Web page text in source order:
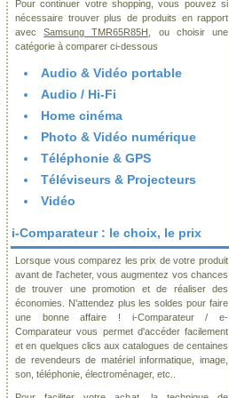
Pour continuer votre shopping, vous pouvez si
nécessaire trouver plus de produits en rapport
avecSamsung TMR65R85H
, ou choisir une
catégorie à comparer ci-dessous
Audio & Vidéo portable
Audio / Hi-Fi
Home cinéma
Photo & Vidéo numérique
Téléphonie & GPS
Téléviseurs & Projecteurs
Vidéo
i-Comparateur : le choix, le prix
Lorsque vous comparez les prix de votre produit
avant de l'acheter, vous augmentez vos chances
de trouver une promotion et de réaliser des
économies. N'attendez plus les soldes pour faire
une bonne affaire ! i-Comparateur / e-
Comparateur vous permet d'accéder facilement
et en quelques clics aux catalogues de centaines
de revendeurs de matériel informatique, image,
son, téléphonie, électroménager, etc..